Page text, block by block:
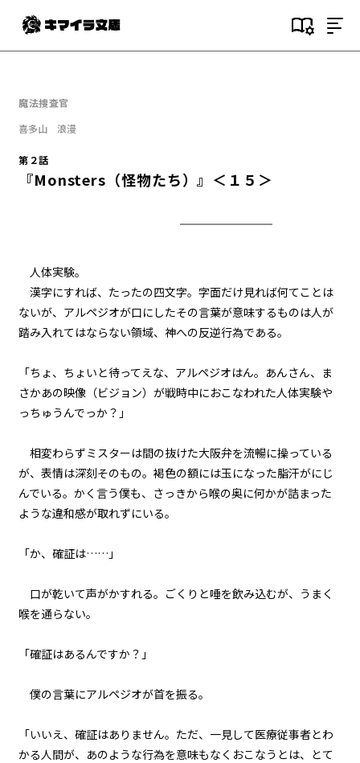
目次
『Serial killer（連続殺人鬼）』
第１話
『Serial killer（連続殺人鬼）』
＜４＞
第１話
『Serial killer（連続殺人鬼）』
＜５＞
『Serial killer（連続殺人鬼）』
＜６＞
第１話
『Serial killer（連続殺人鬼）』
『Serial killer（連続殺人鬼）』
＜１０＞
魔法捜査官
喜多山 浪漫
第２話
『Monsters（怪物たち）』＜１５＞
人体実験。
漢字にすれば、たったの四文字。字面だけ見れば何てことは
ないが、アルペジオが口にしたその言葉が意味するものは人が
踏み入れてはならない領域、神への反逆行為である。
「ちょ、ちょいと待ってえな、アルペジオはん。あんさん、ま
さかあの映像（ビジョン）が戦時中におこなわれた人体実験や
っちゅうんでっか？」
相変わらずミスターは間の抜けた大阪弁を流暢に操っている
が、表情は深刻そのもの。褐色の額には玉になった脂汗がにじ
んでいる。かく言う僕も、さっきから喉の奥に何かが詰まった
ような違和感が取れずにいる。
「か、確証は……」
口が乾いて声がかすれる。ごくりと唾を飲み込むが、うまく
喉を通らない。
「確証はあるんですか？」
僕の言葉にアルペジオが首を振る。
「いいえ、確証はありません。ただ、一見して医療従事者とわ
かる人間が、あのような行為を意味もなくおこなうとは、とて